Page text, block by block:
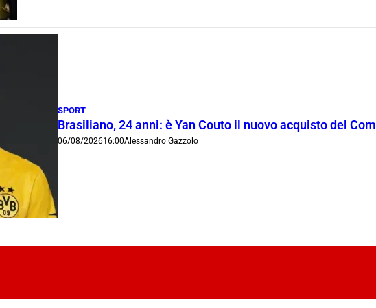
SPORT
Brasiliano, 24 anni: è Yan Couto il nuovo acquisto del
06/08/202616:00Alessandro Gazzolo